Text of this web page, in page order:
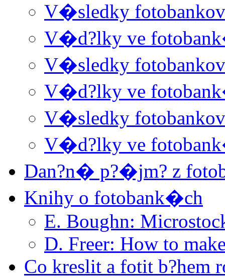
V�sledky
V�d?lky ve
V�sledky
V�d?lky ve
V�sledky
V�d?lky ve
Dan?n� p?�jm? z
Knihy o fotobank�ch
E. Boughn:
D. Freer: How to
Co kreslit a fotit b?hem